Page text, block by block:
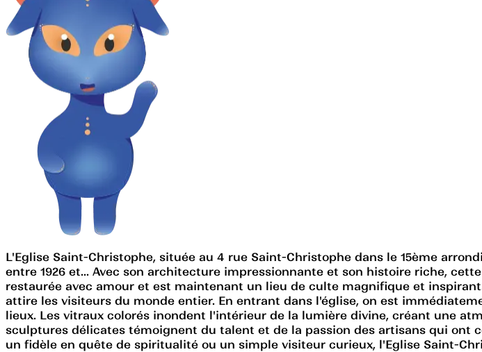
L'Eglise Saint-Christophe, située au 4 rue Saint-Christophe dans le 15ème
entre 1926 et... Avec son architecture impressionnante et son histoire riche,
restaurée avec amour et est maintenant un lieu de culte magnifique et
attire les visiteurs du monde entier. En entrant dans l'église, on est
lieux. Les vitraux colorés inondent l'intérieur de la lumière divine, créant une
sculptures délicates témoignent du talent et de la passion des artisans qui
un fidèle en quête de spiritualité ou un simple visiteur curieux, l'Eglise Saint-